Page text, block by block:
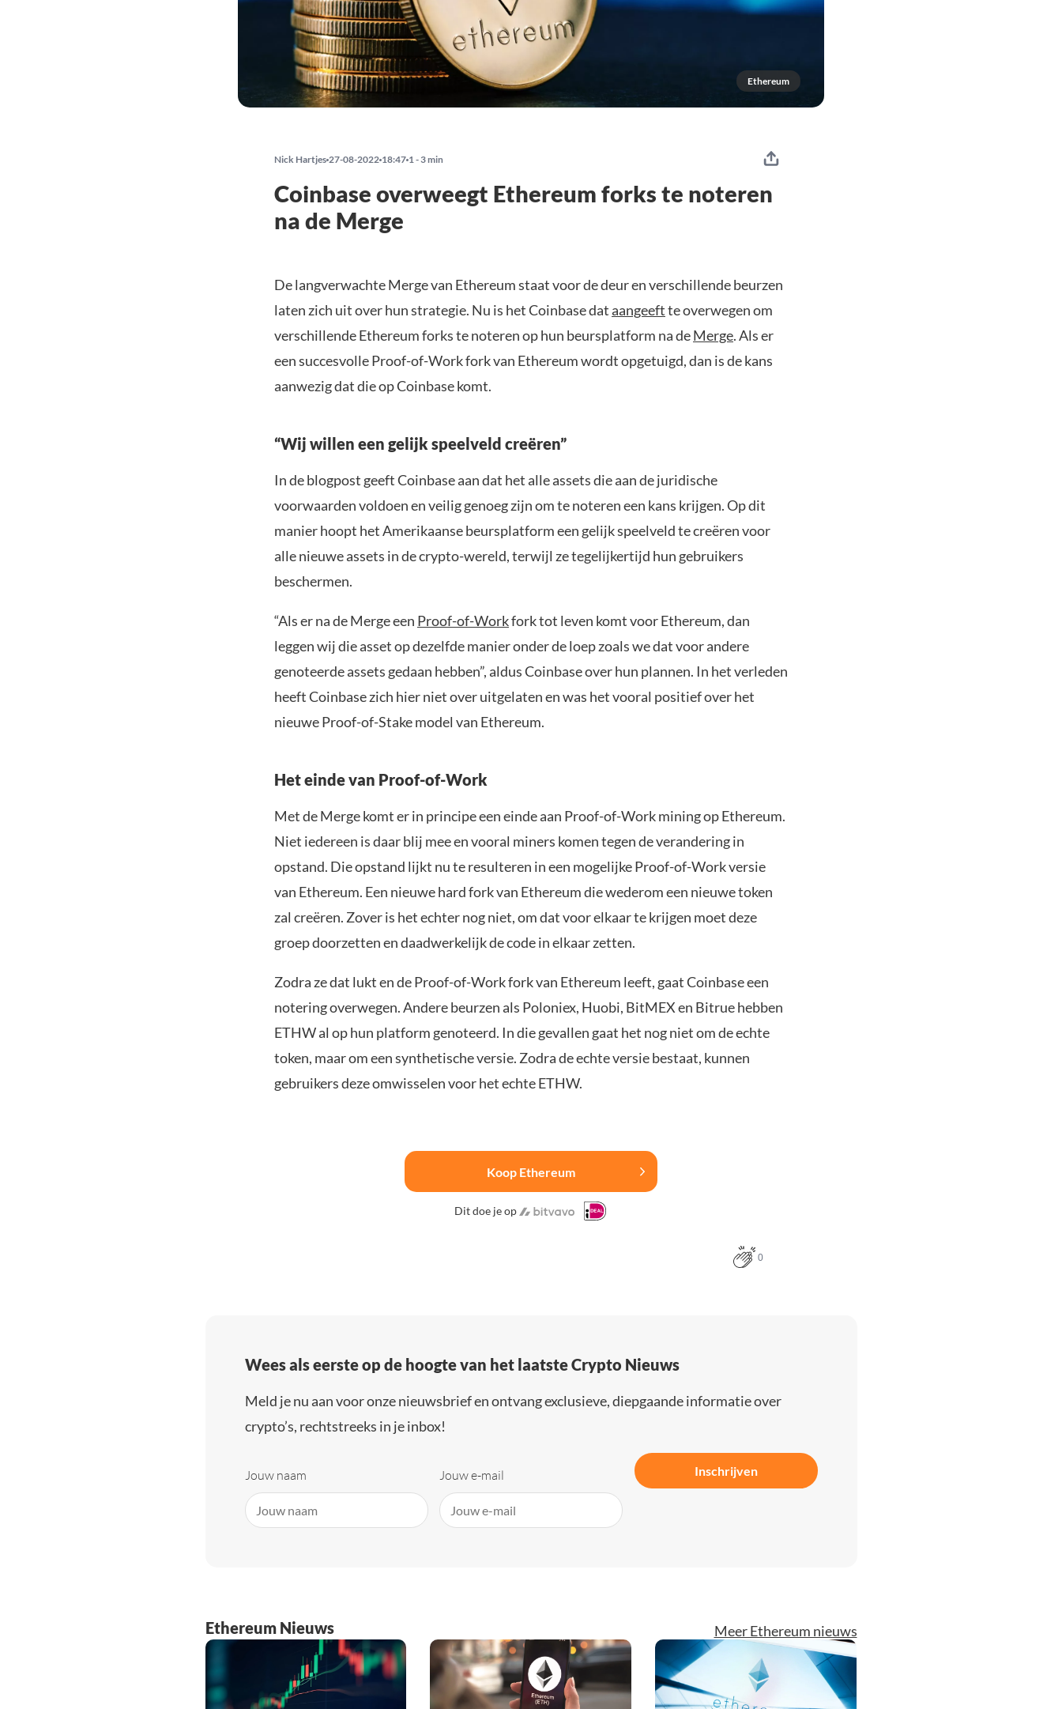
Ethereum
Nick Hartjes 27-08-2022 18:47 1 - 3 min
Coinbase overweegt Ethereum forks te noteren
na de Merge
De langverwachte Merge van Ethereum staat voor de deur en verschillende beurzen
laten zich uit over hun strategie. Nu is het Coinbase dataangeeftte overwegen om
verschillende Ethereum forks te noteren op hun beursplatform na deMerge. Als er
een succesvolle Proof-of-Work fork van Ethereum wordt opgetuigd, dan is de kans
aanwezig dat die op Coinbase komt.
“Wij willen een gelijk speelveld creëren”
In de blogpost geeft Coinbase aan dat het alle assets die aan de juridische
voorwaarden voldoen en veilig genoeg zijn om te noteren een kans krijgen. Op dit
manier hoopt het Amerikaanse beursplatform een gelijk speelveld te creëren voor
alle nieuwe assets in de crypto-wereld, terwijl ze tegelijkertijd hun gebruikers
beschermen.
“Als er na de Merge een Proof-of-Workfork tot leven komt voor Ethereum, dan
leggen wij die asset op dezelfde manier onder de loep zoals we dat voor andere
genoteerde assets gedaan hebben”, aldus Coinbase over hun plannen. In het verleden
heeft Coinbase zich hier niet over uitgelaten en was het vooral positief over het
nieuwe Proof-of-Stake model van Ethereum.
Het einde van Proof-of-Work
Met de Merge komt er in principe een einde aan Proof-of-Work mining op Ethereum.
Niet iedereen is daar blij mee en vooral miners komen tegen de verandering in
opstand. Die opstand lijkt nu te resulteren in een mogelijke Proof-of-Work versie
van Ethereum. Een nieuwe hard fork van Ethereum die wederom een nieuwe token
zal creëren. Zover is het echter nog niet, om dat voor elkaar te krijgen moet deze
groep doorzetten en daadwerkelijk de code in elkaar zetten.
Zodra ze dat lukt en de Proof-of-Work fork van Ethereum leeft, gaat Coinbase een
notering overwegen. Andere beurzen als Poloniex, Huobi, BitMEX en Bitrue hebben
ETHW al op hun platform genoteerd. In die gevallen gaat het nog niet om de echte
token, maar om een synthetische versie. Zodra de echte versie bestaat, kunnen
gebruikers deze omwisselen voor het echte ETHW.
Koop Ethereum
Dit doe je op
0
Wees als eerste op de hoogte van het laatste Crypto Nieuws
Meld je nu aan voor onze nieuwsbrief en ontvang exclusieve, diepgaande informatie over
crypto’s, rechtstreeks in je inbox!
Jouw naam Jouw e-mail Inschrijven
Ethereum Nieuws Meer Ethereum nieuws